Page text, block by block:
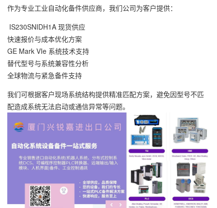
作为专业工业自动化备件供应商，我们公司为客户提供：
IS230SNIDH1A 现货供应
快速报价与成本优化方案
GE Mark VIe 系统技术支持
替代型号与系统兼容性分析
全球物流与紧急备件支持
我们可根据客户现场系统结构提供精准匹配方案，避免因型号不匹
配造成系统无法启动或通信异常等问题。